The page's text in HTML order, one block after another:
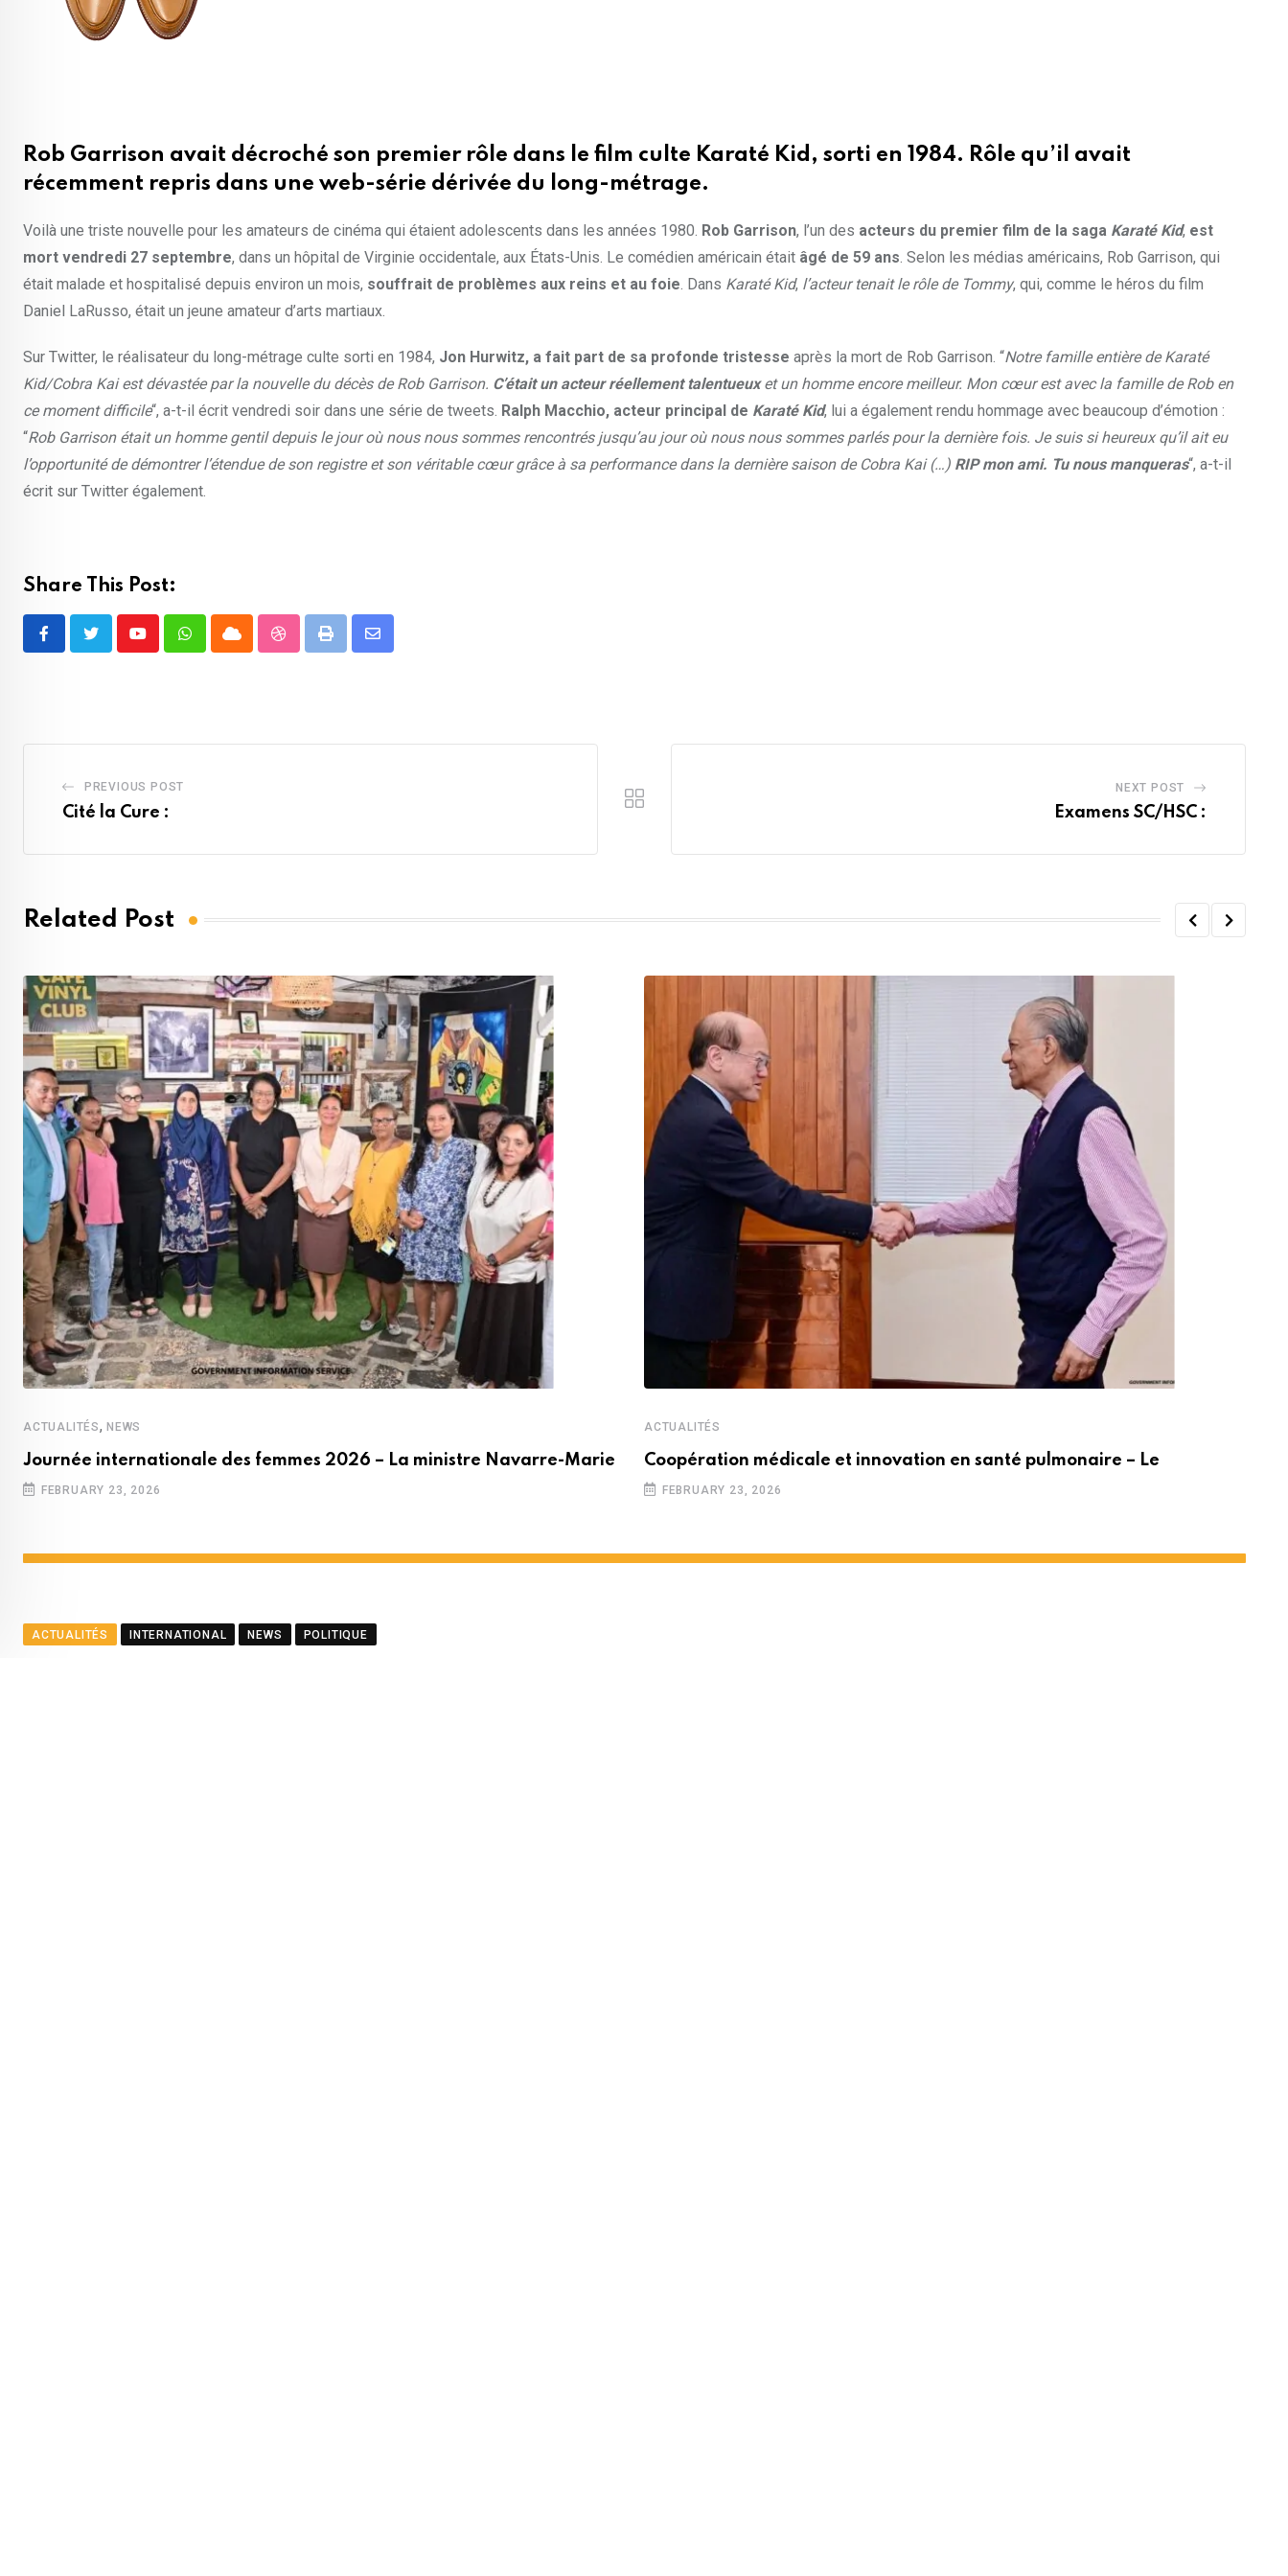
Rob Garrison avait décroché son premier rôle dans le film culte Karaté Kid, sorti en 1984. Rôle qu’il avait
récemment repris dans une web-série dérivée du long-métrage.
Voilà une triste nouvelle pour les amateurs de cinéma qui étaient adolescents dans les années 1980. Rob Garrison, l’un des acteurs du premier film de la saga Karaté Kid, est
mort vendredi 27 septembre, dans un hôpital de Virginie occidentale, aux États-Unis. Le comédien américain était âgé de 59 ans. Selon les médias américains, Rob Garrison, qui
était malade et hospitalisé depuis environ un mois, souffrait de problèmes aux reins et au foie. Dans Karaté Kid, l’acteur tenait le rôle de Tommy, qui, comme le héros du film
Daniel LaRusso, était un jeune amateur d’arts martiaux.
Sur Twitter, le réalisateur du long-métrage culte sorti en 1984, Jon Hurwitz, a fait part de sa profonde tristesse après la mort de Rob Garrison. “Notre famille entière de Karaté
Kid/Cobra Kai est dévastée par la nouvelle du décès de Rob Garrison. C’était un acteur réellement talentueuxet un homme encore meilleur. Mon cœur est avec la famille de Rob en
ce moment difficile“, a-t-il écrit vendredi soir dans une série de tweets. Ralph Macchio, acteur principal de Karaté Kid, lui a également rendu hommage avec beaucoup d’émotion :
“Rob Garrison était un homme gentil depuis le jour où nous nous sommes rencontrés jusqu’au jour où nous nous sommes parlés pour la dernière fois. Je suis si heureux qu’il ait eu
l’opportunité de démontrer l’étendue de son registre et son véritable cœur grâce à sa performance dans la dernière saison de Cobra Kai (…) RIP mon ami. Tu nous manqueras“, a-t-il
écrit sur Twitter également.
Share This Post:
YoutubeWhatsappCloud StumbleUpon
Print
Share
PREVIOUS POST
Cité la Cure :
NEXT POST
Examens SC/HSC :
Related Post
ACTUALITÉS, NEWS
Journée internationale des femmes 2026 – La ministre Navarre-Marie
FEBRUARY 23, 2026
ACTUALITÉS
Coopération médicale et innovation en santé pulmonaire – Le
FEBRUARY 23, 2026
ACTUALITÉS INTERNATIONAL NEWS POLITIQUE